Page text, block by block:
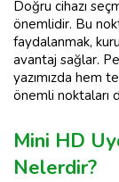
Doğru cihazı
önemlidir. Bu
faydalanmak,
avantaj sağlar.
yazımızda hem
önemli noktaları
Mini HD
Nelerdir?